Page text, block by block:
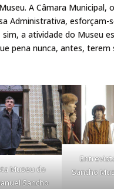
A Câmara Municipal,
Administrativa, esforçam-
sim, a atividade do Museu
pena nunca, antes, terem
Museu do
Sancho
Sancho